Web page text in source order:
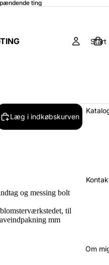
ting
Start
Om
Læg i indkøbskurven
og messing bolt
til
mm